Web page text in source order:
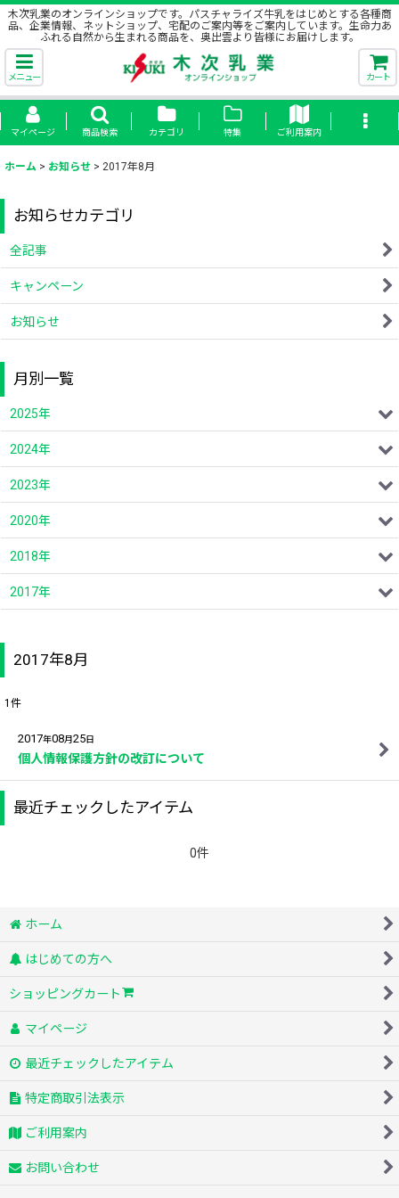
木次乳業のオンラインショップです。パスチャライズ牛乳をはじめとする各種商
品、企業情報、ネットショップ、宅配のご案内等をご案内しています。生命力あ
ふれる自然から生まれる商品を、奥出雲より皆様にお届けします。
メニュー カート
マイページ 商品検索 カテゴリ 特集 ご利用案内
ホーム > お知らせ > 2017年8月
2017年8月
1 件
2017年08月25日
個人情報保護方針の改訂について
お知らせカテゴリ
全記事
キャンペーン
お知らせ
月別一覧
2025年
2024年
2023年
2020年
2018年
2017年
最近チェックしたアイテム
0件
ホーム
はじめての方へ
ショッピングカート
マイページ
最近チェックしたアイテム
特定商取引法表示
ご利用案内
お問い合わせ